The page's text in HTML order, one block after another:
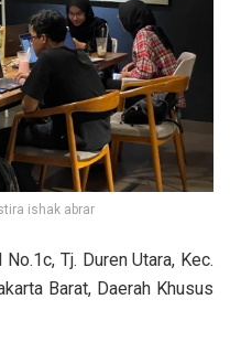
ishak abrar
Tj. Duren Utara, Kec.
Barat, Daerah Khusus